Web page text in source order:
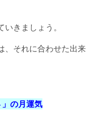
きましょう。
、それに合わせた出来
」の月運気